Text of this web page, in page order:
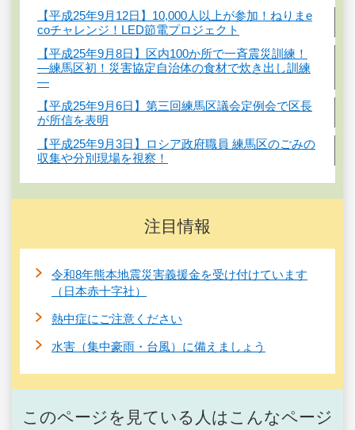
【平成25年9月12日】10,000人以上が参加！ねりまe
coチャレンジ！LED節電プロジェクト
【平成25年9月8日】区内100か所で一斉震災訓練！
―練馬区初！災害協定自治体の食材で炊き出し訓練
―
【平成25年9月6日】第三回練馬区議会定例会で区長
が所信を表明
【平成25年9月3日】ロシア政府職員 練馬区のごみの
収集や分別現場を視察！
注目情報
令和8年熊本地震災害義援金を受け付けています
（日本赤十字社）
熱中症にご注意ください
水害（集中豪雨・台風）に備えましょう
このページを見ている人はこんなページ